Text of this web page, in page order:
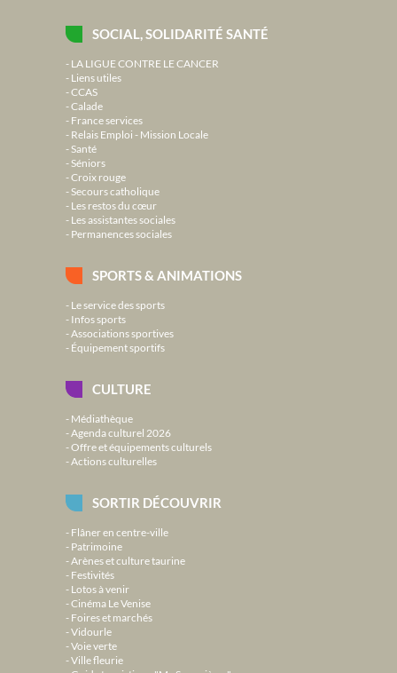
SOCIAL, SOLIDARITÉ SANTÉ
LA LIGUE CONTRE LE CANCER
Liens utiles
CCAS
Calade
France services
Relais Emploi - Mission Locale
Santé
Séniors
Croix rouge
Secours catholique
Les restos du cœur
Les assistantes sociales
Permanences sociales
SPORTS & ANIMATIONS
Le service des sports
Infos sports
Associations sportives
Équipement sportifs
CULTURE
Médiathèque
Agenda culturel 2026
Offre et équipements culturels
Actions culturelles
SORTIR DÉCOUVRIR
Flâner en centre-ville
Patrimoine
Arènes et culture taurine
Festivités
Lotos à venir
Cinéma Le Venise
Foires et marchés
Vidourle
Voie verte
Ville fleurie